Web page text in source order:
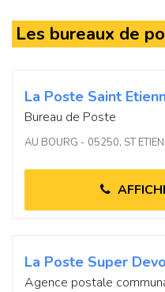
Les bureaux de
La Poste Saint
Bureau de Poste
AU BOURG - 05250, ST
La Poste Super
Agence postale